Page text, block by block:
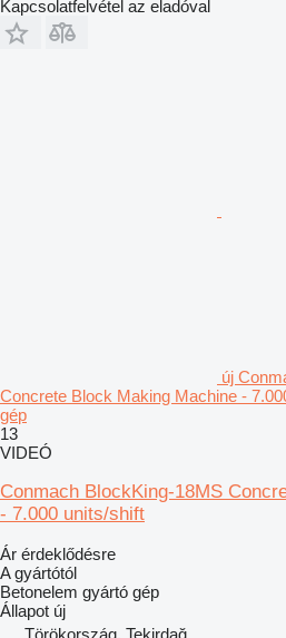
Kapcsolatfelvétel az eladóval
új
Concrete Block Making Machine -
gép
13
VIDEÓ
Conmach BlockKing-18MS
- 7.000 units/shift
Ár érdeklődésre
A gyártótól
Betonelem gyártó gép
Állapot új
Törökország, Tekirdağ